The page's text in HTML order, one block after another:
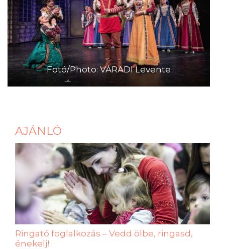
Fotó/Photo: VÁRADI Levente
AJÁNLÓ
Ringató foglalkozás – Vedd ölbe, ringasd,
énekelj!